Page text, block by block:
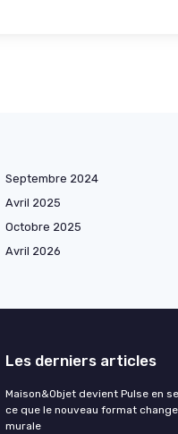
Septembre 2024
Avril 2025
Octobre 2025
Avril 2026
Les derniers articles
Maison&Objet devient Pulse en
ce que le nouveau format
murale